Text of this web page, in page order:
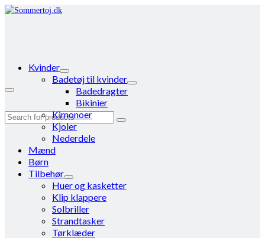
Search
Kvinder
Badetøj til kvinder
Badedragter
Bikinier
Kimonoer
Kjoler
Nederdele
Mænd
Børn
Tilbehør
Huer og kasketter
Klip klappere
Solbriller
Strandtasker
Tørklæder